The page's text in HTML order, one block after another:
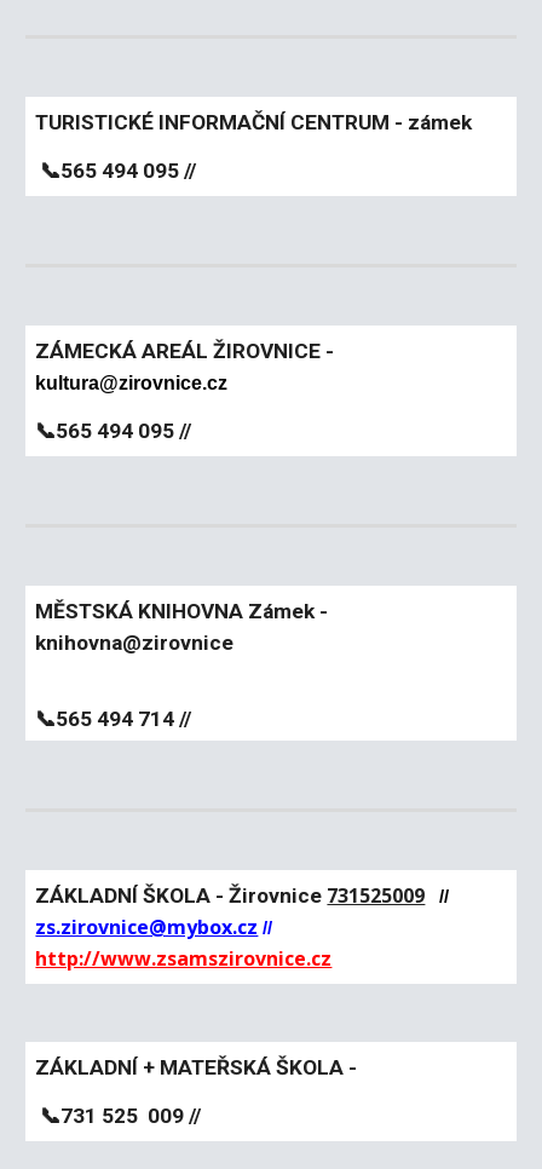
TURISTICKÉ INFORMAČNÍ CENTRUM - zámek
📞565 494 095 //
ZÁMECKÁ AREÁL ŽIROVNICE -
kultura@zirovnice.cz
📞565 494 095 //
MĚSTSKÁ KNIHOVNA Zámek -
knihovna@zirovnice
📞565 494 714 //
ZÁKLADNÍ ŠKOLA - Žirovnice 731525009 //
zs.zirovnice@mybox.cz //
http://www.zsamszirovnice.cz
ZÁKLADNÍ + MATEŘSKÁ ŠKOLA -
📞731 525 009 //